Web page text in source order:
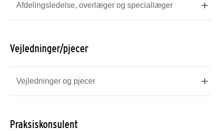
Afdelingsledelse, overlæger og speciallæger
Vejledninger/pjecer
Vejledninger og pjecer
Praksiskonsulent